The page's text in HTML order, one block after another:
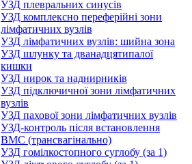
УЗД плевральних синусів
УЗД комплексно переферійні зони
лімфатичних вузлів
УЗД лімфатичних вузлів: шийна зона
УЗД шлунку та дванадцятипалої
кишки
УЗД нирок та наднирників
УЗД підключичної зони лімфатичних
вузлів
УЗД пахової зони лімфатичних вузлів
УЗД-контроль після встановлення
ВМС (трансвагінально)
УЗД гомілкостопного суглобу (за 1)